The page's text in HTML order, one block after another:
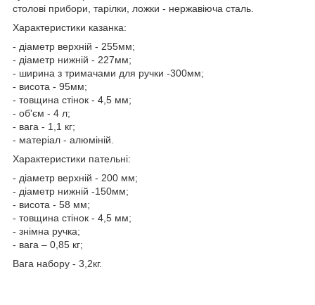
столові прибори, тарілки, ложки - нержавіюча сталь.
Характеристики казанка:
- діаметр верхній - 255мм;
- діаметр нижній - 227мм;
- ширина з тримачами для ручки -300мм;
- висота - 95мм;
- товщина стінок - 4,5 мм;
- об'єм - 4 л;
- вага - 1,1 кг;
- матеріал - алюміній.
Характеристики пательні:
- діаметр верхній - 200 мм;
- діаметр нижній -150мм;
- висота - 58 мм;
- товщина стінок - 4,5 мм;
- знімна ручка;
- вага – 0,85 кг;
Вага набору - 3,2кг.